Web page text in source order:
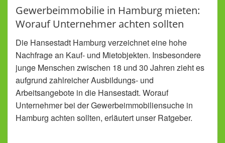
Gewerbeimmobilie in Hamburg mieten:
Worauf Unternehmer achten sollten
Die Hansestadt Hamburg verzeichnet eine hohe
Nachfrage an Kauf- und Mietobjekten. Insbesondere
junge Menschen zwischen 18 und 30 Jahren zieht es
aufgrund zahlreicher Ausbildungs- und
Arbeitsangebote in die Hansestadt. Worauf
Unternehmer bei der Gewerbeimmobiliensuche in
Hamburg achten sollten, erläutert unser Ratgeber.